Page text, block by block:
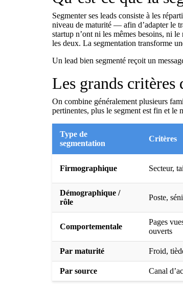
Segmenter ses leads consiste à les
niveau de maturité — afin d’adapter le
startup n’ont ni les mêmes besoins, ni
les deux. La segmentation transforme
Un lead bien segmenté reçoit un
Les grands critères
On combine généralement plusieurs
pertinentes, plus le segment est fin et le
Type de
segmentation
Critères
Firmographique Secteur,
Démographique /
rôle
Poste,
Comportementale
Pages
ouverts
Par maturité Froid,
Par source Canal